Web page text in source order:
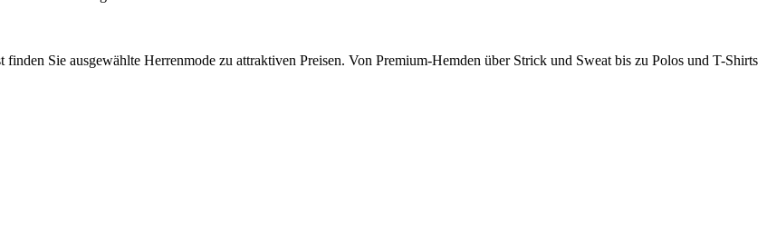
Sie ausgewählte Herrenmode zu attraktiven Preisen. Von Premium-Hemden über Strick und Sweat bis zu Polos und T-Shirts